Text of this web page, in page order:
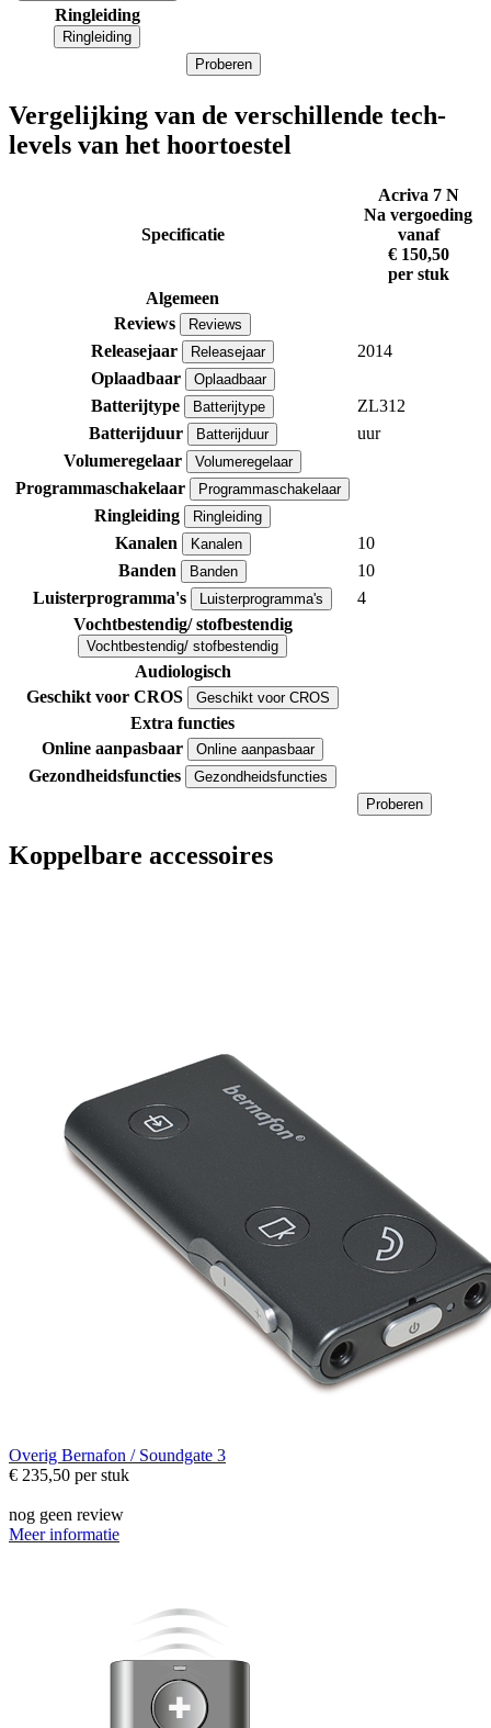
Ringleiding
Ringleiding
Proberen
Vergelijking van de verschillende tech-
levels van het hoortoestel
Specificatie
Acriva 7 N
Na vergoeding
vanaf
€ 150,50
per stuk
Algemeen
Reviews
Reviews
Releasejaar Releasejaar
2014
Oplaadbaar
Oplaadbaar
Batterijtype Batterijtype
ZL312
Batterijduur
Batterijduur
uur
Volumeregelaar
Volumeregelaar
Programmaschakelaar Programmaschakelaar
Ringleiding Ringleiding
Kanalen Kanalen
10
Banden
Banden
10
Luisterprogramma's
Luisterprogramma's
4
Vochtbestendig/ stofbestendig
Vochtbestendig/ stofbestendig
Audiologisch
Geschikt voor CROS
Geschikt voor CROS
Extra functies
Online aanpasbaar
Online aanpasbaar
Gezondheidsfuncties
Gezondheidsfuncties
Proberen
Koppelbare accessoires
Overig Bernafon / Soundgate 3
€ 235,50 per stuk
nog geen review
Meer informatie